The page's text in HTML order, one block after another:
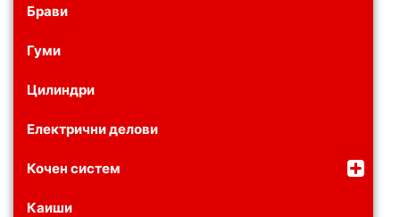
Брави
Гуми
Цилиндри
Електрични делови
Кочен систем
Каиши